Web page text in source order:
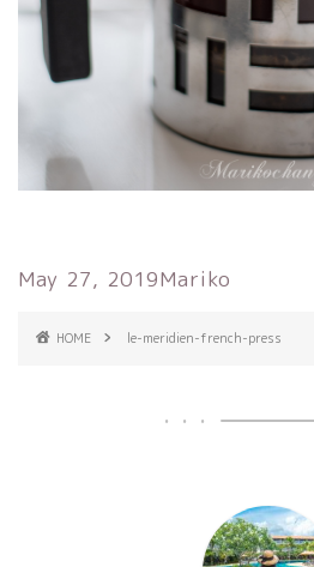
May 27, 2019Mariko
HOME le-meridien-french-press